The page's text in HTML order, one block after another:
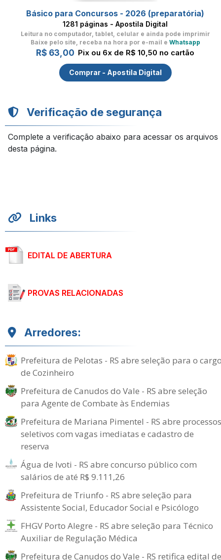
Básico para Concursos - 2026 (preparatória)
1281 páginas - Apostila Digital
Leitura no computador, tablet, celular e ainda pode imprimir
Baixe pelo site, receba na hora por e-mail e Whatsapp
R$ 63,00 Pix ou 6x de R$ 10,50 no cartão
Comprar - Apostila Digital
Verificação de segurança
Complete a verificação abaixo para acessar os arquivos
desta página.
Links
EDITAL DE ABERTURA
PROVAS RELACIONADAS
Arredores:
Prefeitura de Pelotas - RS abre seleção para o
de Cozinheiro
Prefeitura de Canudos do Vale - RS abre seleção
para Agente de Combate às Endemias
Prefeitura de Mariana Pimentel - RS abre processos
seletivos com vagas imediatas e cadastro de
reserva
Água de Ivoti - RS abre concurso público com
salários de até R$ 9.111,26
Prefeitura de Triunfo - RS abre seleção para
Assistente Social, Educador Social e Psicólogo
FHGV Porto Alegre - RS abre seleção para Técnico
Auxiliar de Regulação Médica
Prefeitura de Canudos do Vale - RS retifica edital de